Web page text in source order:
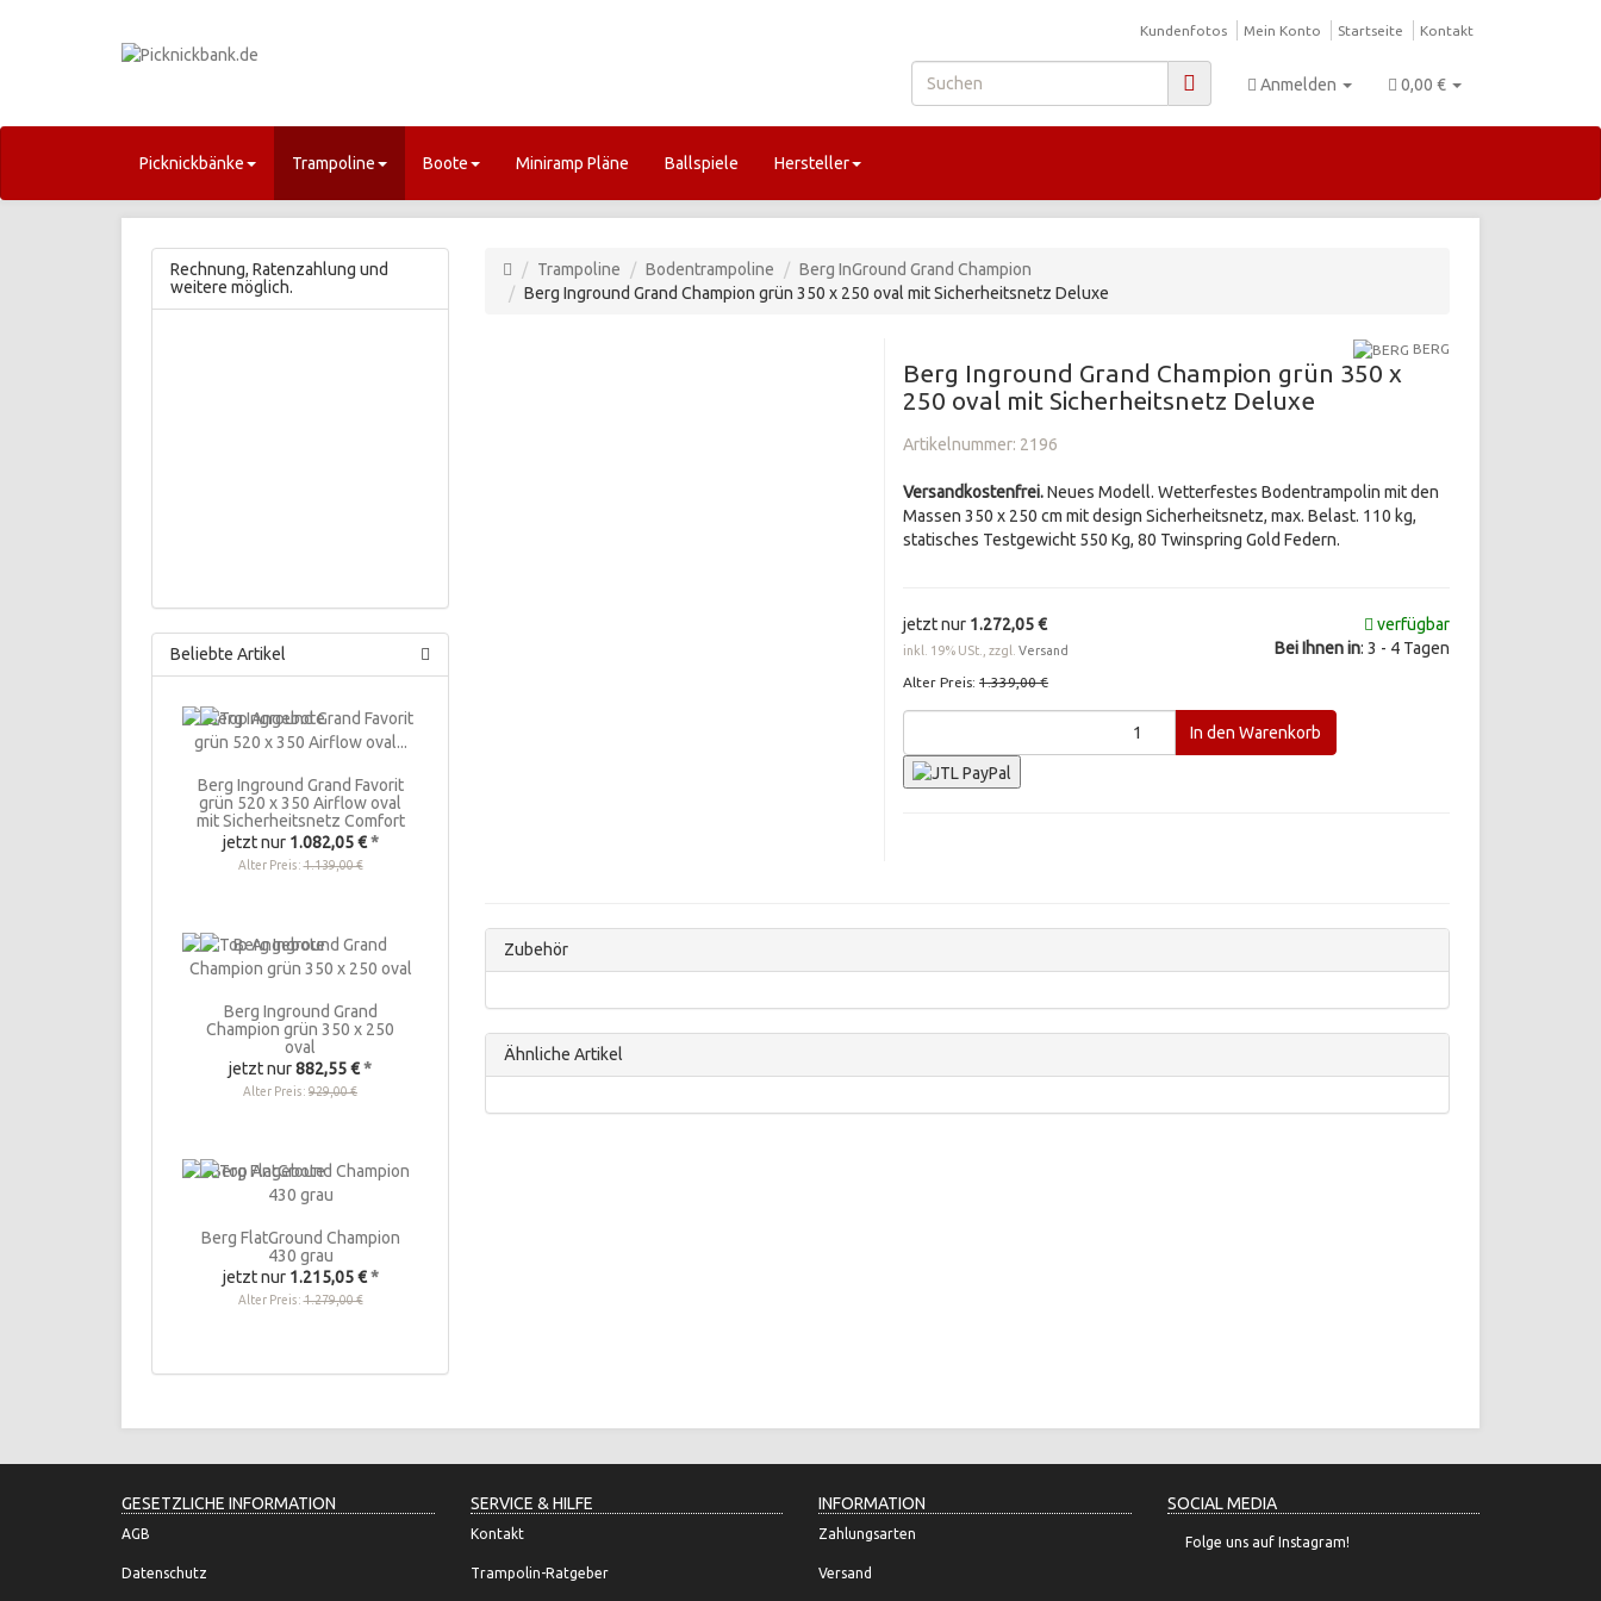
Kundenfotos Mein Konto Startseite Kontakt
Anmelden 0,00 €
Picknickbänke Trampoline Boote Miniramp Pläne Ballspiele Hersteller
Trampoline Bodentrampoline
Berg InGround Grand Champion
Berg Inground Grand Champion grün 350 x 250 oval mit Sicherheitsnetz Deluxe
BERG
Berg Inground Grand Champion grün 350 x
250 oval mit Sicherheitsnetz Deluxe
Artikelnummer: 2196
Versandkostenfrei.Neues Modell. Wetterfestes Bodentrampolin mit den
Massen 350 x 250 cm mit design Sicherheitsnetz, max. Belast. 110 kg,
statisches Testgewicht 550 Kg, 80 Twinspring Gold Federn.
jetzt nur 1.272,05 €
inkl. 19% USt., zzgl. Versand
Alter Preis: 1.339,00 €
verfügbar
Bei Ihnen in: 3 - 4 Tagen
In den Warenkorb
Zubehör
Ähnliche Artikel
Rechnung, Ratenzahlung und
weitere möglich.
Beliebte Artikel
Berg Inground Grand Favorit
grün 520 x 350 Airflow oval
mit Sicherheitsnetz Comfort
jetzt nur 1.082,05 € *
Alter Preis:1.139,00 €
Berg Inground Grand
Champion grün 350 x 250
oval
jetzt nur882,55 €*
Alter Preis: 929,00 €
Berg FlatGround Champion
430 grau
jetzt nur 1.215,05 € *
Alter Preis:1.279,00 €
GESETZLICHE INFORMATION
AGB
Datenschutz
SERVICE & HILFE
Kontakt
Trampolin-Ratgeber
INFORMATION
Zahlungsarten
Versand
SOCIAL MEDIA
Folge uns auf Instagram!